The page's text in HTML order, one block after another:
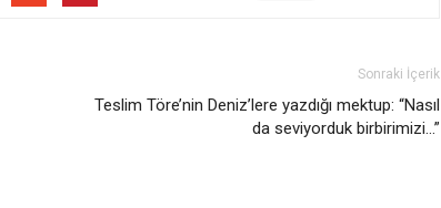
Sonraki İçerik
Teslim Töre’nin Deniz’lere yazdığı mektup: “Nasıl
da seviyorduk birbirimizi…”